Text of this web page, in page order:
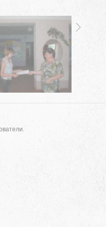
Ая, ул. Школьная 11. тел. 28-
адрес: aja_70@mail.ru